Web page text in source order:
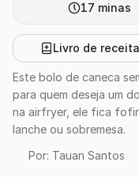
17 minas
Livro de
Este bolo de caneca
para quem deseja um
na airfryer, ele fica
lanche ou sobremesa.
Por: Tauan Santos